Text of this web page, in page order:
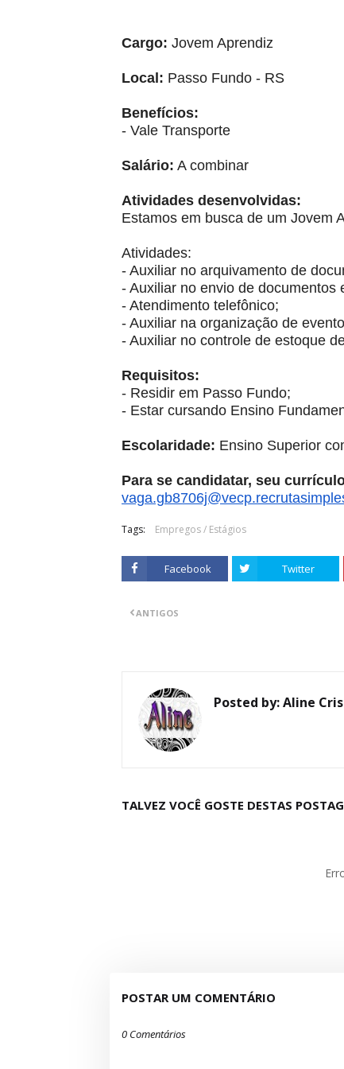
Cargo: Jovem Aprendiz
Local: Passo Fundo - RS
Benefícios:
- Vale Transporte
Salário: A combinar
Atividades desenvolvidas:
Estamos em busca de um Jovem
Atividades:
- Auxiliar no arquivamento de
- Auxiliar no envio de documentos
- Atendimento telefônico;
- Auxiliar na organização de
- Auxiliar no controle de estoque
Requisitos:
- Residir em Passo Fundo;
- Estar cursando Ensino
Escolaridade: Ensino Superior
Para se candidatar, seu
vaga.gb8706j@vecp.
Tags: Empregos / Estágios
Facebook Twitter
ANTIGOS
Posted by:Aline
TALVEZ VOCÊ GOSTE DESTAS
POSTAR UM COMENTÁRIO
0 Comentários